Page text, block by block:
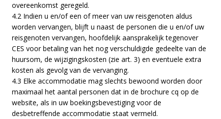
overeenkomst geregeld.
4.2 Indien u en/of een of meer van uw reisgenoten aldus
worden vervangen, blijft u naast de personen die u en/of uw
reisgenoten vervangen, hoofdelijk aansprakelijk tegenover
CES voor betaling van het nog verschuldigde gedeelte van de
huursom, de wijzigingskosten (zie art. 3) en eventuele extra
kosten als gevolg van de vervanging.
4.3 Elke accommodatie mag slechts bewoond worden door
maximaal het aantal personen dat in de brochure cq op de
website, als in uw boekingsbevestiging voor de
desbetreffende accommodatie staat vermeld.